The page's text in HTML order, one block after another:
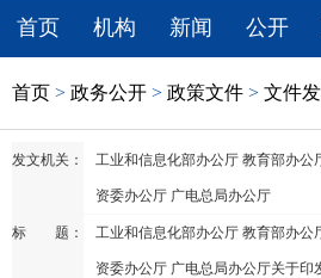
首页 机构 新闻 公开
首页 > 政务公开 > 政策文件 > 文件
发文机关： 工业和信息化部办公厅 教育部办公
资委办公厅 广电总局办公厅
标 题： 工业和信息化部办公厅 教育部办公
资委办公厅 广电总局办公厅关于